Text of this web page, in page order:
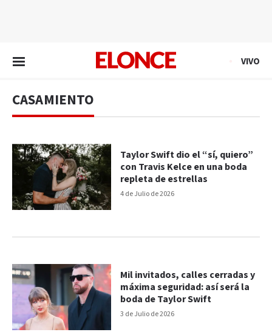
VIVO
CASAMIENTO
4 de Julio de 2026
Taylor Swift dio el “sí, quiero”
con Travis Kelce en una boda
repleta de estrellas
3 de Julio de 2026
Mil invitados, calles cerradas y
máxima seguridad: así será la
boda de Taylor Swift